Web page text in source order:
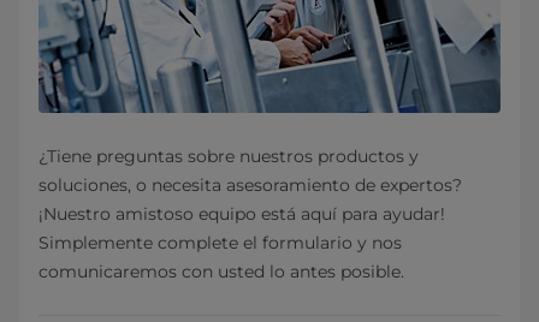
¿Tiene preguntas sobre nuestros productos y
soluciones, o necesita asesoramiento de expertos?
¡Nuestro amistoso equipo está aquí para ayudar!
Simplemente complete el formulario y nos
comunicaremos con usted lo antes posible.